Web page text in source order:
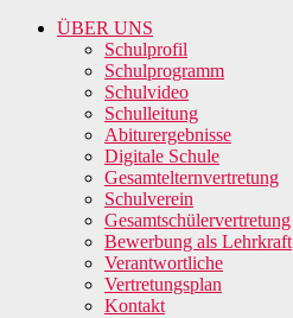
ÜBER UNS
Schulprofil
Schulprogramm
Schulvideo
Schulleitung
Abiturergebnisse
Digitale Schule
Gesamtelternvertretung
Schulverein
Gesamtschülervertretung
Bewerbung als Lehrkraft
Verantwortliche
Vertretungsplan
Kontakt